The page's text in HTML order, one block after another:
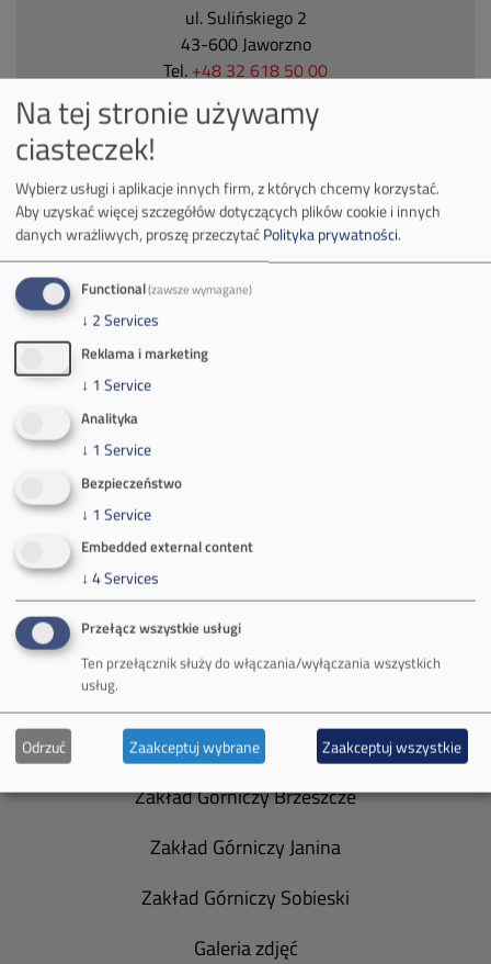
ul. Sulińskiego 2
43-600 Jaworzno
Tel. +48 32 618 50 00
Zakład Górniczy Janina
Tel.+48 32 627 00 00
Zakład Górniczy Brzeszcze
32-620 Brzeszcze
tel.:
O Firmie
Spółka Południowy Koncern Węglowy
Zakład Górniczy Brzeszcze
Zakład Górniczy Janina
Zakład Górniczy Sobieski
Galeria zdjęć
Na tej stronie używamy
ciasteczek!
Wybierz usługi i aplikacje innych firm, z których chcemy korzystać.
Aby uzyskać więcej szczegółów dotyczących plików cookie i innych
danych wrażliwych, proszę przeczytaćPolityka prywatności.
Functional(zawsze wymagane)
↓ 2Services
Reklama i marketing
↓ 1 Service
Analityka
↓ 1 Service
Bezpieczeństwo
↓ 1 Service
Embedded external content
↓ 4Services
Przełącz wszystkie usługi
Ten przełącznik służy do włączania/wyłączania wszystkich
usług.
Odrzuć Zaakceptuj wybrane Zaakceptuj wszystkie